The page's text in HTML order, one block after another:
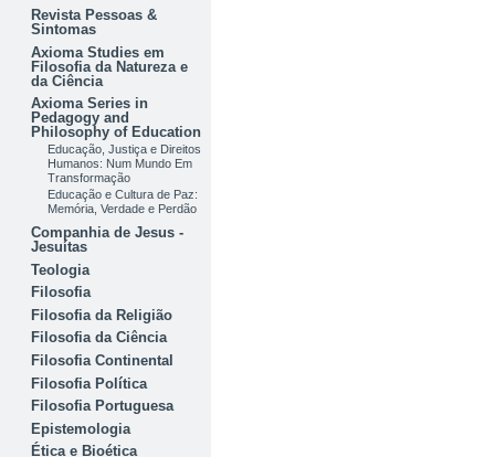
Revista Pessoas &
Sintomas
Axioma Studies em
Filosofia da Natureza e
da Ciência
Axioma Series in
Pedagogy and
Philosophy of Education
Educação, Justiça e Direitos
Humanos: Num Mundo Em
Transformação
Educação e Cultura de Paz:
Memória, Verdade e Perdão
Companhia de Jesus -
Jesuítas
Teologia
Filosofia
Filosofia da Religião
Filosofia da Ciência
Filosofia Continental
Filosofia Política
Filosofia Portuguesa
Epistemologia
Ética e Bioética